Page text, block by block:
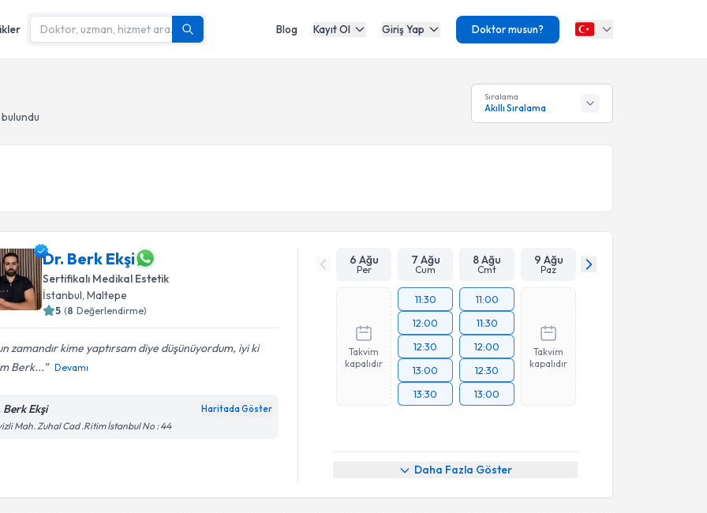
Blog Kayıt Ol Giriş Yap Doktor musun?
Sıralama
Akıllı Sıralama
Dr. Berk Ekşi
Sertifikalı Medikal Estetik
İstanbul, Maltepe
5 (8 Değerlendirme)
zamandır kime yaptırsam diye düşünüyordum, iyi ki
Berk...
Devamı
Berk Ekşi Haritada Göster
Mah. Zuhal Cad .Ritim İstanbul No : 44
6 Ağu
Per
7 Ağu
Cum
8 Ağu
Cmt
9 Ağu
Paz
Takvim
kapalıdır
11:30
12:00
12:30
13:00
13:30
11:00
11:30
12:00
12:30
13:00
Takvim
kapalıdır
Daha Fazla Göster